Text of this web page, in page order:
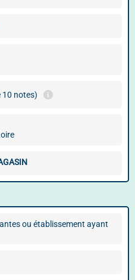
10 notes)
ou établissement ayant